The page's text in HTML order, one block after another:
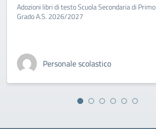
Adozioni libri di testo Scuola Secondaria di Primo
Grado A.S. 2026/2027
Personale scolastico